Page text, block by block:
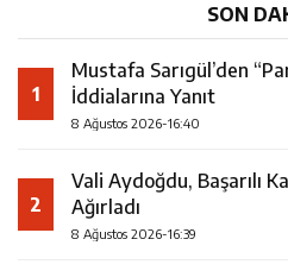
SON
1
Mustafa Sarıgül’den
İddialarına Yanıt
8 Ağustos 2026-16:40
2
Vali Aydoğdu, Başarılı
Ağırladı
8 Ağustos 2026-16:39